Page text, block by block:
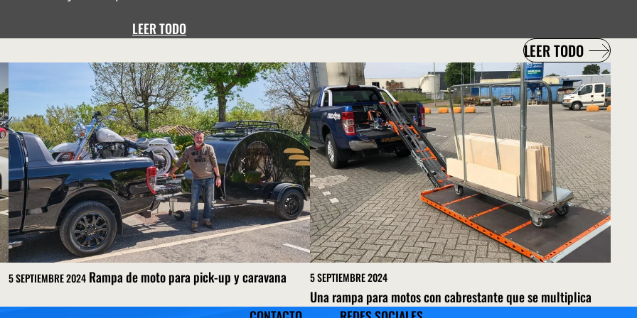
LEER TODO
LEER TODO
5 SEPTIEMBRE 2024 Rampa de moto para pick-up y caravana 5 SEPTIEMBRE 2024
Una rampa para motos con cabrestante que se multiplica